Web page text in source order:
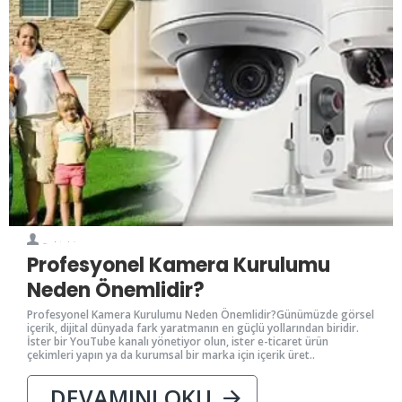
Profesyonel Kamera Kurulumu
Neden Önemlidir?
Profesyonel Kamera Kurulumu Neden Önemlidir?Günümüzde görsel
içerik, dijital dünyada fark yaratmanın en güçlü yollarından biridir.
İster bir YouTube kanalı yönetiyor olun, ister e-ticaret ürün
çekimleri yapın ya da kurumsal bir marka için içerik üret..